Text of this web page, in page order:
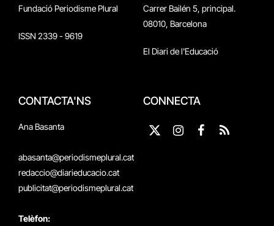
Fundació Periodisme Plural
ISSN 2339 - 9619
Carrer Bailén 5, principal.
08010, Barcelona
El Diari de l'Educació
CONTACTA'NS
Ana Basanta
abasanta@periodismeplural.cat
redaccio@diarieducacio.cat
publicitat@periodismeplural.cat
Telèfon:
CONNECTA
X
Instagram
Facebook
RSS